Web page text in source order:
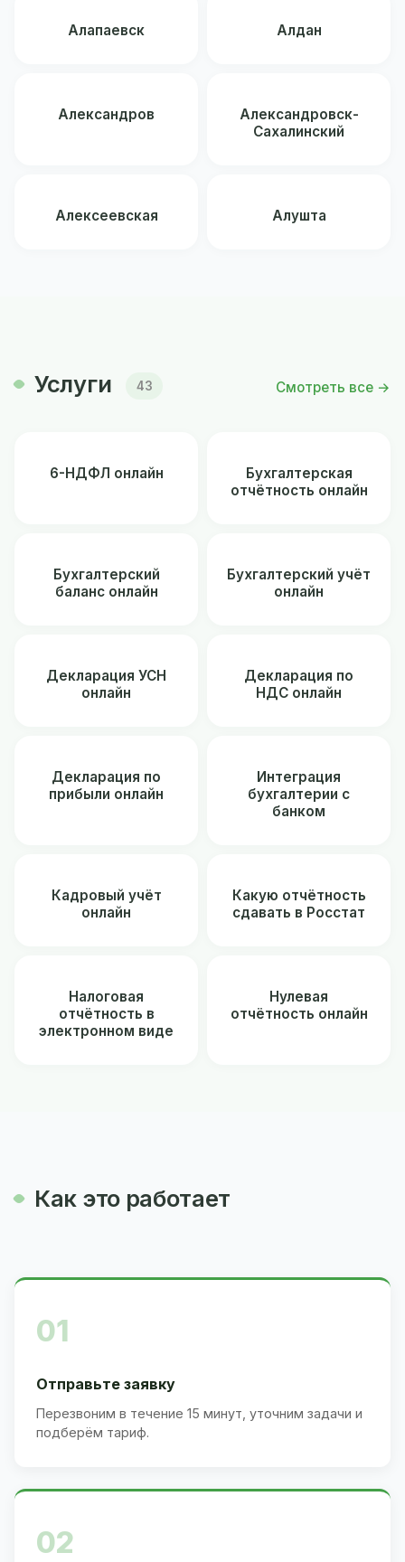
Алапаевск Алдан
Александров
Александровск-
Сахалинский
Алексеевская Алушта
Услуги 43 Смотреть все →
6-НДФЛ онлайн
Бухгалтерская
отчётность онлайн
Бухгалтерский
баланс онлайн
Бухгалтерский учёт
онлайн
Декларация УСН
онлайн
Декларация по
НДС онлайн
Декларация по
прибыли онлайн
Интеграция
бухгалтерии с
банком
Кадровый учёт
онлайн
Какую отчётность
сдавать в Росстат
Налоговая
отчётность в
электронном виде
Нулевая
отчётность онлайн
Как это работает
01
Отправьте заявку
Перезвоним в течение 15 минут, уточним задачи и
подберём тариф.
02